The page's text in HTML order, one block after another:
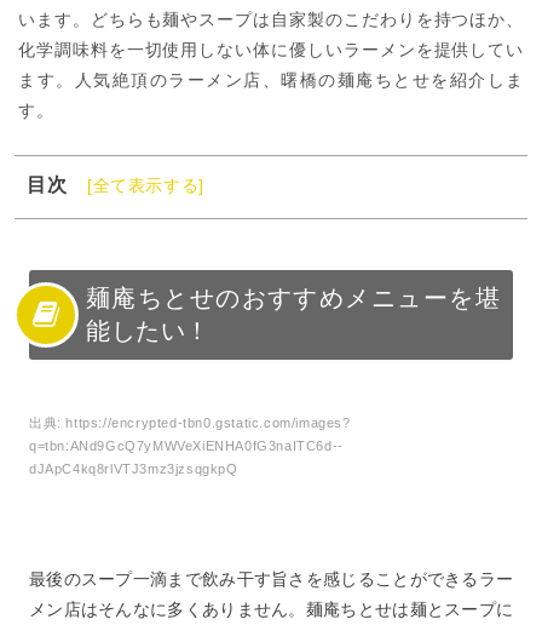
います。どちらも麺やスープは自家製のこだわりを持つほか、
化学調味料を一切使用しない体に優しいラーメンを提供してい
ます。人気絶頂のラーメン店、曙橋の麺庵ちとせを紹介しま
す。
目次
[全て表示する]
1
麺庵ちとせのおすすめメニューを堪能したい！
3
麺庵ちとせのおすすめメニューを紹介！
4
麺庵ちとせのセカンドブランド「麺や花よ」について紹
介！
麺庵ちとせのおすすめメニューを堪
能したい！
出典:https://encrypted-tbn0.gstatic.com/images?
q=tbn:ANd9GcQ7yMWVeXiENHA0fG3naITC6d--
dJApC4kq8rlVTJ3mz3jzsqgkpQ
最後のスープ一滴まで飲み干す旨さを感じることができるラー
メン店はそんなに多くありません。麺庵ちとせは麺とスープに